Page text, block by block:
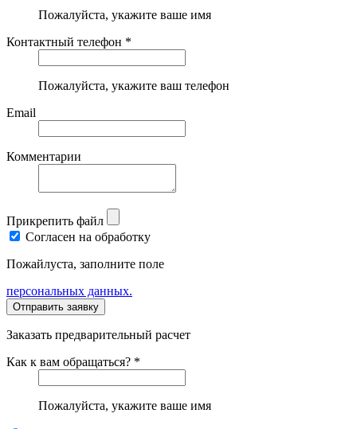
Пожалуйста, укажите ваше имя
Контактный телефон *
Пожалуйста, укажите ваш телефон
Email
Комментарии
Прикрепить файл
Согласен на обработку
Пожайлуста, заполните поле
персональных данных.
Заказать предварительный расчет
Как к вам обращаться? *
Пожалуйста, укажите ваше имя